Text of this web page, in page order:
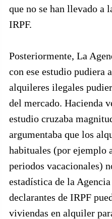
que no se han llevado a
IRPF.
Posteriormente, La
con ese estudio pudiera
alquileres ilegales
del mercado. Hacienda
estudio cruzaba
argumentaba que los
habituales (por ejemplo
periodos vacacionales)
estadística de la
declarantes de IRPF
viviendas en alquiler